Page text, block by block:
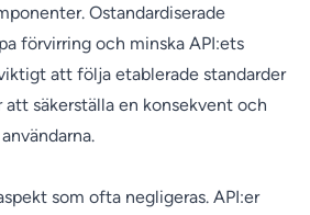
Ostandardiserade
förvirring och minska API:ets
att följa etablerade standarder
säkerställa en konsekvent och
som ofta negligeras. API:er